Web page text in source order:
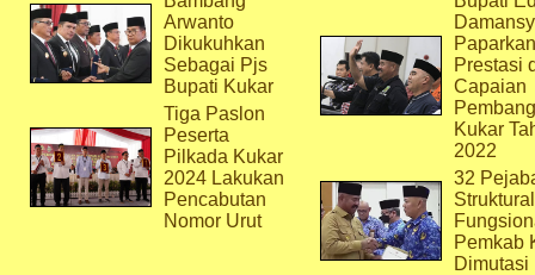
Arwanto
Dikukuhkan
Sebagai Pjs
Bupati Kukar
Tiga Paslon
Peserta
Pilkada Kukar
2024 Lakukan
Pencabutan
Nomor Urut
Paparkan
Prestasi
Capaian
Kukar
2022
32
Pemkab
Dimutasi